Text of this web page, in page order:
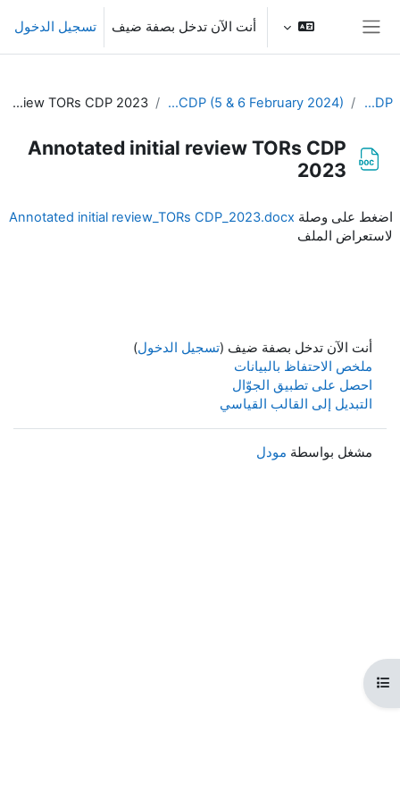
تخطى إلى المحتوى الرئيسي
أنت الآن تدخل بصفة ضيف تسجيل الدخول
المقرر
EC-CDP
8th Meeting of the EC-CDP (5 & 6 February 2024)
Annotated initial review TORs CDP 2023
Annotated initial review TORs CDP
2023
اضغط على وصلة Annotated initial review_TORs CDP_2023.docx
لاستعراض الملف
أنت الآن تدخل بصفة ضيف (تسجيل الدخول)
ملخص الاحتفاظ بالبيانات
احصل على تطبيق الجوّال
التبديل إلى القالب القياسي
مشغل بواسطة مودل